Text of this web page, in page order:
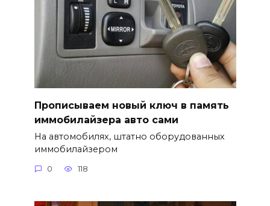
Прописываем новый ключ в память
иммобилайзера авто сами
На автомобилях, штатно оборудованных
иммобилайзером
0 118